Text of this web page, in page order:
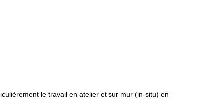
le travail en atelier et sur mur (in-situ) en